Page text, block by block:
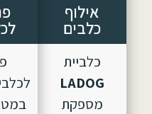
אילוף
כלבים
כלביית
LADOG
מספקת